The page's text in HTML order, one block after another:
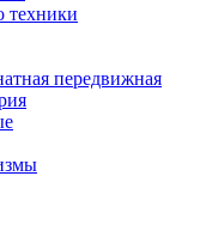
техники
передвижная